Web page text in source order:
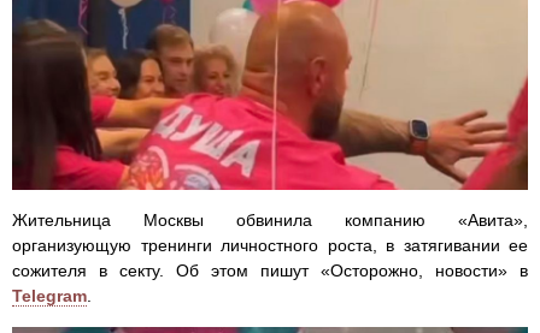
Жительница Москвы обвинила компанию «Авита»,
организующую тренинги личностного роста, в затягивании ее
сожителя в секту. Об этом пишут «Осторожно, новости» в
Telegram.